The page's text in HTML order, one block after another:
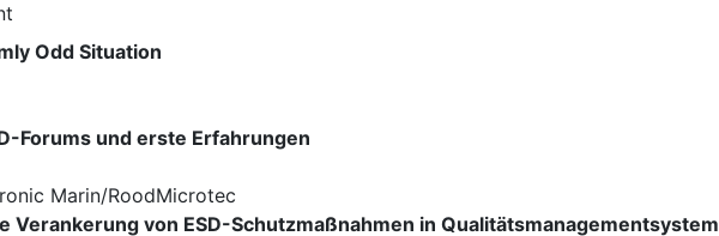
Odd Situation
Forums und erste Erfahrungen
Marin/RoodMicrotec
Verankerung von ESD-Schutzmaßnahmen in